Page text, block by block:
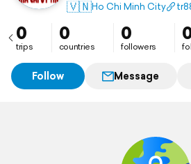
giữ vững chữ tín trong từng
🇻🇳Ho Chi Minh City
0
trips
0
countries
0
followers
Follow Message